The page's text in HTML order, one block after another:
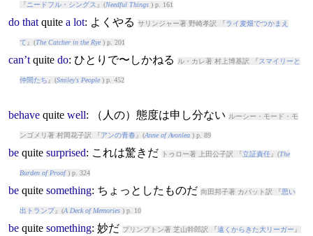
『 ニードフル・シングス 』(Needful Things) p. 161
do that quite a lot: よくやる サリンジャー著 野崎孝訳 『 ライ麦畑でつかまえ
て 』(The Catcher in the Rye) p. 201
can’t quite do: ひとりで〜しかねる ル・カレ著 村上博基訳 『 スマイリーと
仲間たち 』(Smiley's People) p. 452
behave quite well: （人の）態度は申し分ない ルーシー・モード・モ
ンゴメリ著 村岡花子訳 『 アンの青春 』(Anne of Avonlea) p. 89
be quite surprised: これは驚きだ トゥロー著 上田公子訳 『 立証責任』(The
Burden of Proof) p. 324
be quite something: ちょっとしたものだ 向田邦子著 カバット訳 『思い
出トランプ』(A Deck of Memories) p. 10
be quite something: 妙だ プリンプトン著 芝山幹郎訳 『遠くからきた大リーガー 』